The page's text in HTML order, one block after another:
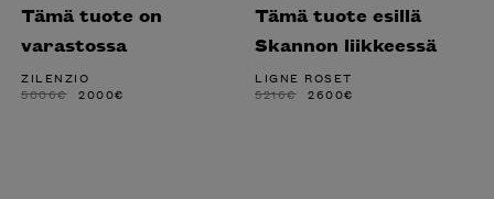
Tämä tuote on
varastossa
ZILENZIO
5006€ ALKUPERÄINEN
2000€
Tämä tuote esillä
Skannon liikkeessä
LIGNE ROSET
5216€ ALKUPERÄINEN
2600€